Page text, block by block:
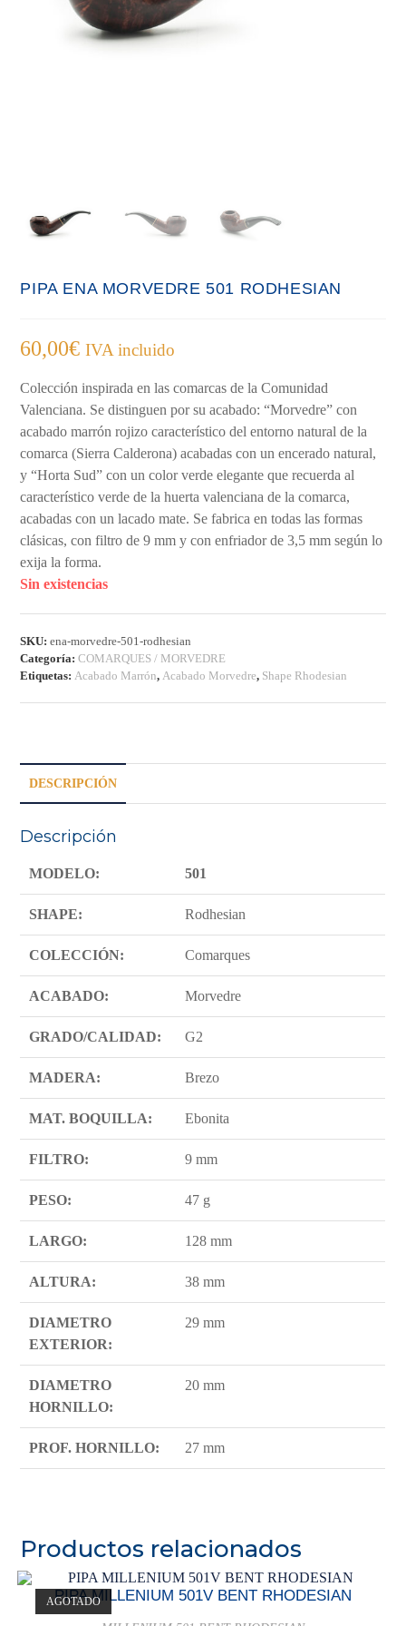
PIPA ENA MORVEDRE 501 RODHESIAN
60,00€ IVA incluido
Colección inspirada en las comarcas de la Comunidad
Valenciana. Se distinguen por su acabado: “Morvedre” con
acabado marrón rojizo característico del entorno natural de la
comarca (Sierra Calderona) acabadas con un encerado natural,
y “Horta Sud” con un color verde elegante que recuerda al
característico verde de la huerta valenciana de la comarca,
acabadas con un lacado mate. Se fabrica en todas las formas
clásicas, con filtro de 9 mm y con enfriador de 3,5 mm según lo
exija la forma.
Sin existencias
SKU:ena-morvedre-501-rodhesian
Categoría:COMARQUES / MORVEDRE
Etiquetas: Acabado Marrón, Acabado Morvedre, Shape Rhodesian
DESCRIPCIÓN
Descripción
MODELO: 501
SHAPE: Rodhesian
COLECCIÓN: Comarques
ACABADO: Morvedre
GRADO/CALIDAD: G2
MADERA: Brezo
MAT. BOQUILLA: Ebonita
FILTRO: 9 mm
PESO: 47 g
LARGO: 128 mm
ALTURA: 38 mm
DIAMETRO
EXTERIOR:
29 mm
DIAMETRO
HORNILLO:
20 mm
PROF. HORNILLO: 27 mm
Productos relacionados
AGOTADO
PIPA MILLENIUM 501V BENT RHODESIAN